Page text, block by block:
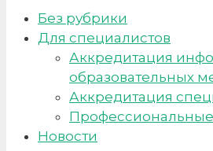
Без рубрики
Для специалистов
Аккредитация
образовательных
Аккредитация
Профессиональные
Новости